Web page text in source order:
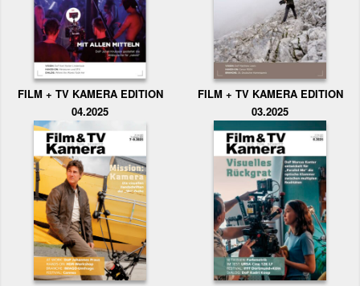
FILM + TV KAMERA EDITION
04.2025
FILM + TV KAMERA EDITION
03.2025